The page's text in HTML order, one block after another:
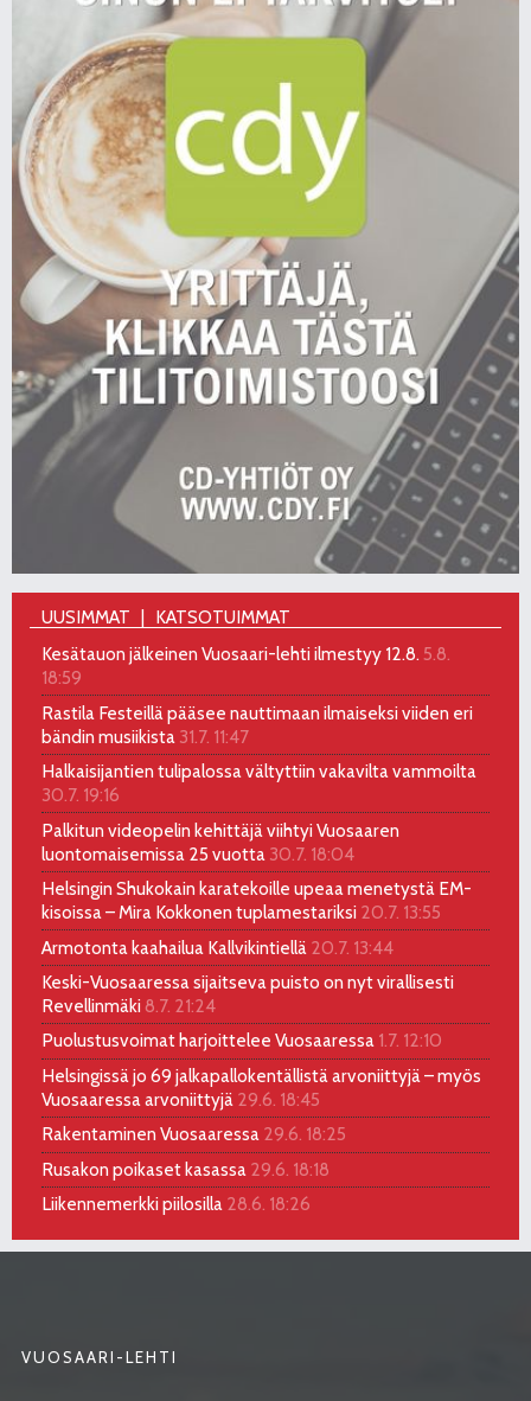
UUSIMMAT
KATSOTUIMMAT
Kesätauon jälkeinen Vuosaari-lehti ilmestyy 12.8. 5.8.
18:59
Rastila Festeillä pääsee nauttimaan ilmaiseksi viiden eri
bändin musiikista 31.7. 11:47
Halkaisijantien tulipalossa vältyttiin vakavilta vammoilta
30.7. 19:16
Palkitun videopelin kehittäjä viihtyi Vuosaaren
luontomaisemissa 25 vuotta 30.7. 18:04
Helsingin Shukokain karatekoille upeaa menetystä EM-
kisoissa – Mira Kokkonen tuplamestariksi 20.7. 13:55
Armotonta kaahailua Kallvikintiellä 20.7. 13:44
Keski-Vuosaaressa sijaitseva puisto on nyt virallisesti
Revellinmäki 8.7. 21:24
Puolustusvoimat harjoittelee Vuosaaressa 1.7. 12:10
Helsingissä jo 69 jalkapallokentällistä arvoniittyjä – myös
Vuosaaressa arvoniittyjä 29.6. 18:45
Rakentaminen Vuosaaressa 29.6. 18:25
Rusakon poikaset kasassa 29.6. 18:18
Liikennemerkki piilosilla 28.6. 18:26
VUOSAARI-LEHTI